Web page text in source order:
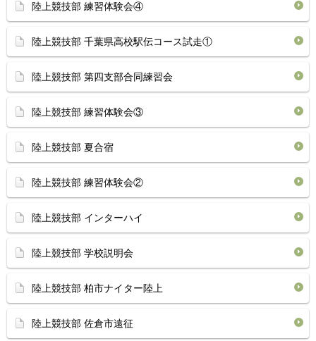
陸上競技部 練習体験会④
陸上競技部 千葉県高校駅伝コース試走①
陸上競技部 第四支部合同練習会
陸上競技部 練習体験会③
陸上競技部 夏合宿
陸上競技部 練習体験会②
陸上競技部 インターハイ
陸上競技部 学校説明会
陸上競技部 柏市ナイター陸上
陸上競技部 佐倉市遠征